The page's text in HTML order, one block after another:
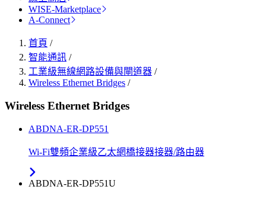
WISE-Marketplace
A-Connect
首頁 /
智能通訊 /
工業級無線網路設備與閘道器 /
Wireless Ethernet Bridges /
Wireless Ethernet Bridges
ABDNA-ER-DP551
Wi-Fi雙頻企業級乙太網橋接器接器/路由器
ABDNA-ER-DP551U